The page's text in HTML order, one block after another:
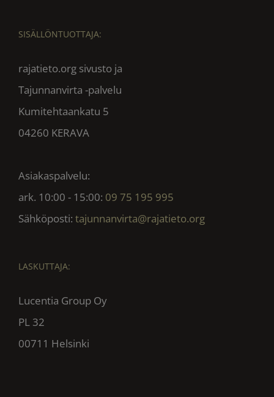
SISÄLLÖNTUOTTAJA:
rajatieto.org sivusto ja
Tajunnanvirta -palvelu
Kumitehtaankatu 5
04260 KERAVA
Asiakaspalvelu:
ark. 10:00 - 15:00: 09 75 195 995
Sähköposti: tajunnanvirta@rajatieto.org
LASKUTTAJA:
Lucentia Group Oy
PL 32
00711 Helsinki